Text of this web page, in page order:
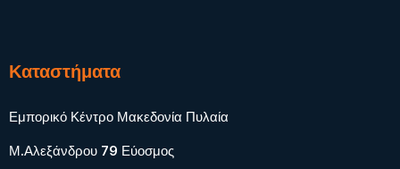
Καταστήματα
Εμπορικό Κέντρο Μακεδονία Πυλαία
Μ.Αλεξάνδρου 79 Εύοσμος